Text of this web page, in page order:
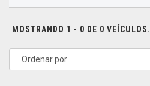
MOSTRANDO 1 - 0 DE 0 VEÍCULOS.
Ordenar por